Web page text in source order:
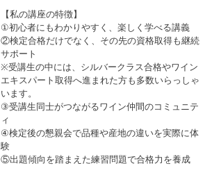
【私の講座の特徴】
①初心者にもわかりやすく、楽しく学べる講義
②検定合格だけでなく、その先の資格取得も継続
サポート
※受講生の中には、シルバークラス合格やワイン
エキスパート取得へ進まれた方も多数いらっしゃ
います。
③受講生同士がつながるワイン仲間のコミュニテ
ィ
④検定後の懇親会で品種や産地の違いを実際に体
験
⑤出題傾向を踏まえた練習問題で合格力を養成